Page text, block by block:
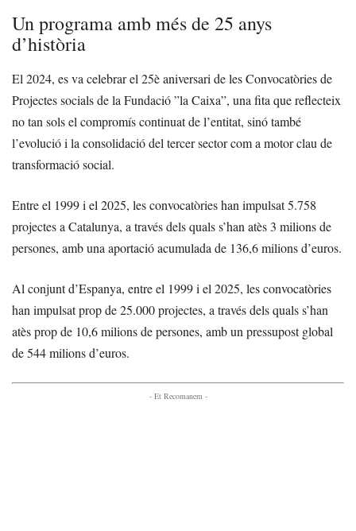
Un programa amb més de 25 anys
d’història
El 2024, es va celebrar el 25è aniversari de les Convocatòries de
Projectes socials de la Fundació ”la Caixa”, una fita que reflecteix
no tan sols el compromís continuat de l’entitat, sinó també
l’evolució i la consolidació del tercer sector com a motor clau de
transformació social.
Entre el 1999 i el 2025, les convocatòries han impulsat 5.758
projectes a Catalunya, a través dels quals s’han atès 3 milions de
persones, amb una aportació acumulada de 136,6 milions d’euros.
Al conjunt d’Espanya, entre el 1999 i el 2025, les convocatòries
han impulsat prop de 25.000 projectes, a través dels quals s’han
atès prop de 10,6 milions de persones, amb un pressupost global
de 544 milions d’euros.
- Et Recomanem -